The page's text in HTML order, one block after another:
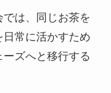
は、同じお茶を
常に活かすため
ズへと移行する